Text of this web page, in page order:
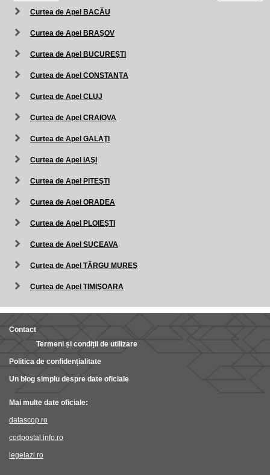
Curtea de Apel BACĂU
Curtea de Apel BRAŞOV
Curtea de Apel BUCUREŞTI
Curtea de Apel CONSTANŢA
Curtea de Apel CLUJ
Curtea de Apel CRAIOVA
Curtea de Apel GALAŢI
Curtea de Apel IAŞI
Curtea de Apel PITEŞTI
Curtea de Apel ORADEA
Curtea de Apel PLOIEŞTI
Curtea de Apel SUCEAVA
Curtea de Apel TÂRGU MUREŞ
Curtea de Apel TIMIŞOARA
Contact
Termeni și condiții de utilizare
Politica de confidențialitate
Un blog simplu despre date oficiale
Mai multe date oficiale:
datascop.ro
codpostal.info.ro
legelazi.ro